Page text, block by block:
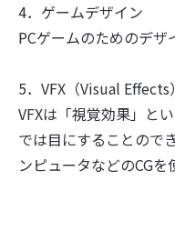
4．ゲームデザイン
PCゲームのためのデザ
5．VFX（Visual Effects）
VFXは「視覚効果」と
では目にすることので
ンピュータなどのCGを